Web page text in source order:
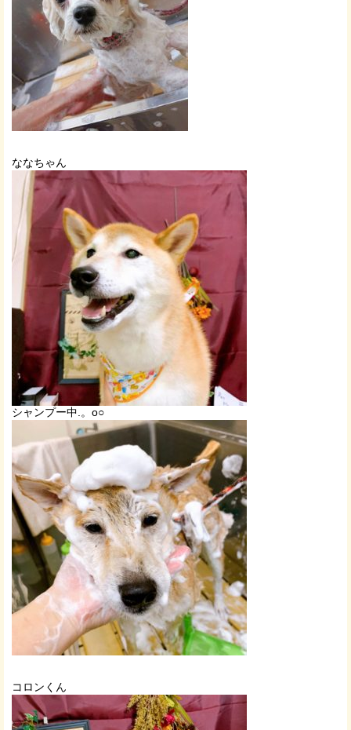
ななちゃん
シャンプー中.。o○
コロンくん